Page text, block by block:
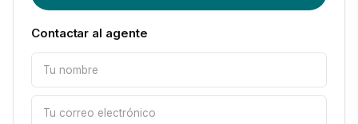
Contactar al agente